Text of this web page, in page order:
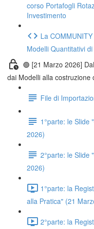
corso Portafogli
Investimento
La
Modelli Quantitativi
🟢 [21 Marzo 2026]
dai Modelli alla costruzione
File di
1°parte: le Slide
2026)
2°parte: le Slide
2026)
1°parte: la
alla Pratica" (21
2°parte: la